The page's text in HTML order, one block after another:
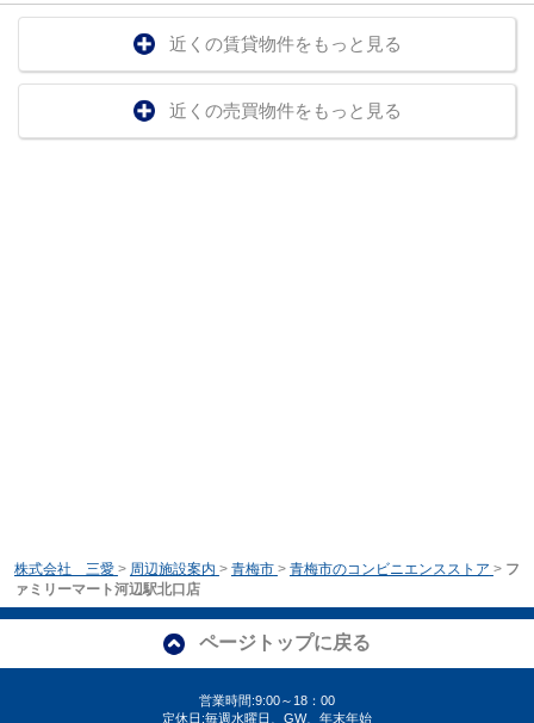
近くの賃貸物件をもっと見る
近くの売買物件をもっと見る
株式会社 三愛 > 周辺施設案内 > 青梅市 > 青梅市のコンビニエンスストア > フ
ァミリーマート河辺駅北口店
ページトップに戻る
営業時間:9:00～18：00
定休日:毎週水曜日、GW、年末年始